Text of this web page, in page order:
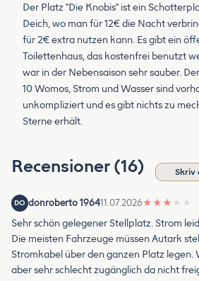
Der Platz "Die Knobis" ist ein
Deich, wo man für 12€ die Nacht
für 2€ extra nutzen kann. Es gibt ein
Toilettenhaus, das kostenfrei benutzt
war in der Nebensaison sehr sauber.
10 Womos, Strom und Wasser sind
unkompliziert und es gibt nichts zu
Sterne erhält.
Recensioner (16) Skriv
DO donroberto 196411.07.2026★ ★ ★ ★ ★
Sehr schön gelegener Stellplatz. Strom
Die meisten Fahrzeuge müssen Autark
Stromkabel über den ganzen Platz legen.
aber sehr schlecht zugänglich da nicht